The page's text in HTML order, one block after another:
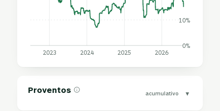
0%
10%
2023 2024 2025 2026
Proventos acumulativo ▾